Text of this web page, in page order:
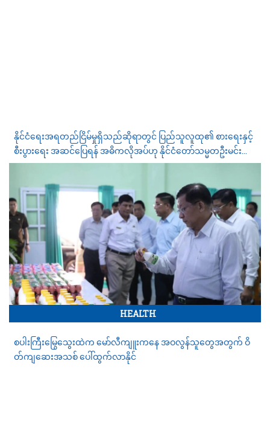
နိုင်ငံရေးအရတည်ငြိမ်မှုရှိသည်ဆိုရာတွင် ပြည်သူလူထု၏ စားရေးနှင့်
စီးပွားရေး အဆင်ပြေရန် အဓိကလိုအပ်ဟု နိုင်ငံတော်သမ္မတဦးမင်း
အောင်လှိုင်ပြောကြား
HEALTH
စပါးကြီးမြွေသွေးထဲက မော်လီကျူးကနေ အဝလွန်သူတွေအတွက် ဝိ
တ်ကျဆေးအသစ် ပေါ်ထွက်လာနိုင်